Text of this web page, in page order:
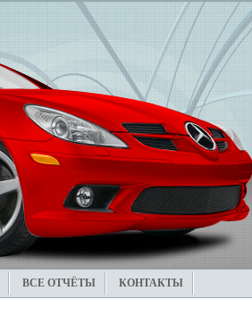
ВСЕ ОТЧЁТЫ КОНТАКТЫ